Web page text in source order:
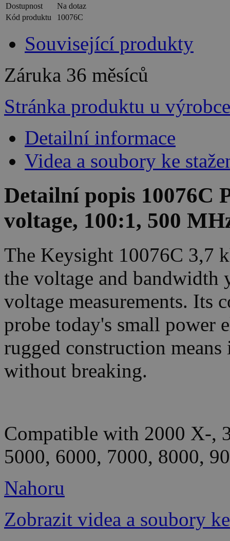
Dostupnost
Na dotaz
Kód produktu
10076C
Související produkty
Záruka 36 měsíců
Stránka produktu u výrobce
Detailní informace
Videa a soubory ke
Detailní popis 10076C
voltage, 100:1, 500
The Keysight 10076C 3,7
the voltage and
voltage measurements. Its
probe today's small power
rugged construction
without breaking.
Compatible with 2000 X-,
5000, 6000, 7000, 8000,
Nahoru
Zobrazit videa a soubory